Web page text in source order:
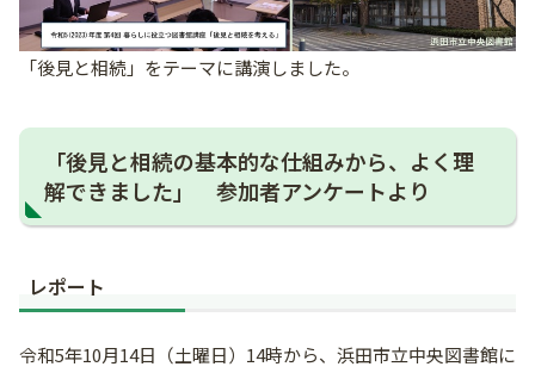
「後見と相続」をテーマに講演しました。
「後見と相続の基本的な仕組みから、よく理
解できました」 参加者アンケートより
レポート
令和5年10月14日（土曜日）14時から、浜田市立中央図書館に